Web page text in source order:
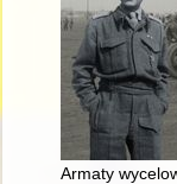
Armaty